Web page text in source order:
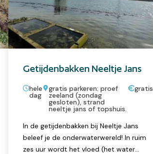
Getijdenbakken Neeltje Jans
hele
dag
gratis parkeren: proef
zeeland (zondag
gesloten), strand
neeltje jans of topshuis.
gratis
In de getijdenbakken bij Neeltje Jans
beleef je de onderwaterwereld! In ruim
zes uur wordt het vloed (het water